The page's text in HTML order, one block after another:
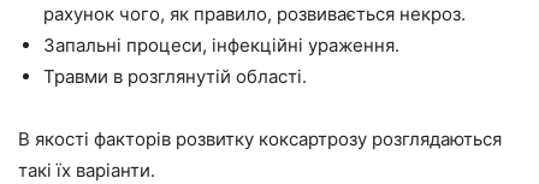
рахунок чого, як правило, розвивається некроз.
Запальні процеси, інфекційні ураження.
Травми в розглянутій області.
В якості факторів розвитку коксартрозу розглядаються
такі їх варіанти.